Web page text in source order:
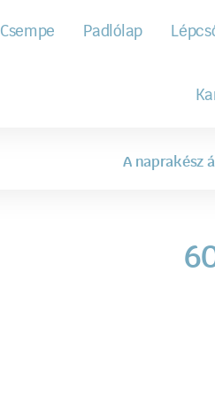
Csempe Padlólap
A naprakész